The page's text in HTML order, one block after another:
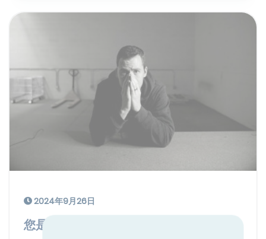
2024年9月26日
您是否在冒险影响自己的声誉？